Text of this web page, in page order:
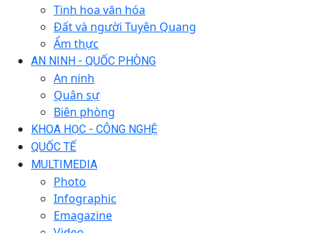
Tinh hoa văn hóa
Đất và người Tuyên Quang
Ẩm thực
AN NINH - QUỐC PHÒNG
An ninh
Quân sự
Biên phòng
KHOA HỌC - CÔNG NGHỆ
QUỐC TẾ
MULTIMEDIA
Photo
Infographic
Emagazine